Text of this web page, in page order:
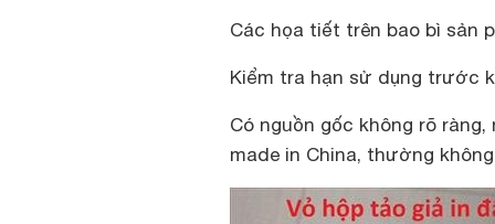
Các họa tiết trên bao bì sản
Kiểm tra hạn sử dụng trước
Có nguồn gốc không rõ
made in China, thường